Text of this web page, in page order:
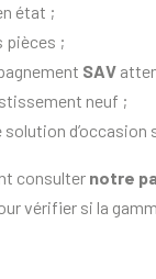
état ;
pièces ;
SAV
neuf ;
solution
consulter notre
vérifier si la